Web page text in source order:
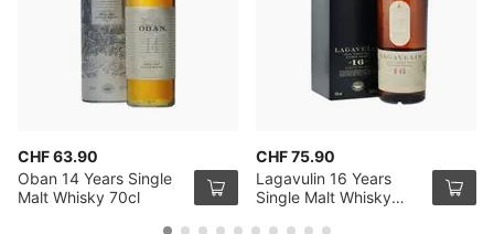
CHF 63.90
Oban 14 Years Single
Malt Whisky 70cl
CHF 75.90
Lagavulin 16 Years
Single Malt Whisky